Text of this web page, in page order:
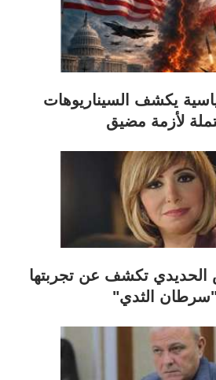
يكشف السيناريوهات
لأزمة مضيق
الحديدي تكشف عن تجربتها
الثدي"